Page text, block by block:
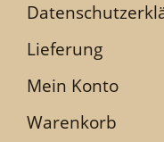
Lieferung
Mein Konto
Warenkorb